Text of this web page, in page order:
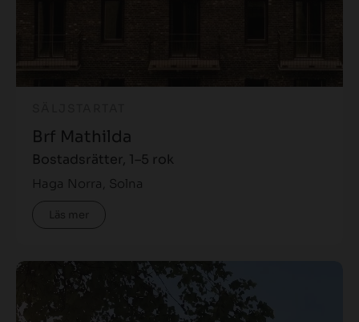
Brf Mathilda
Bostadsrätter, 1–5 rok
Haga Norra, Solna
Läs mer